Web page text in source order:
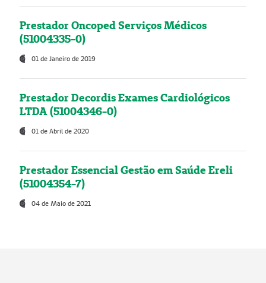
Prestador Oncoped Serviços Médicos
(51004335-0)
01 de Janeiro de 2019
Prestador Decordis Exames Cardiológicos
LTDA (51004346-0)
01 de Abril de 2020
Prestador Essencial Gestão em Saúde Ereli
(51004354-7)
04 de Maio de 2021